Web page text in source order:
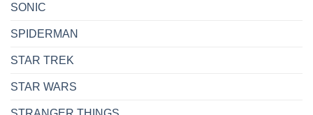
SONIC
SPIDERMAN
STAR TREK
STAR WARS